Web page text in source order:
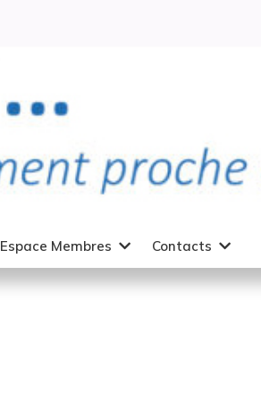
Espace Membres Contacts